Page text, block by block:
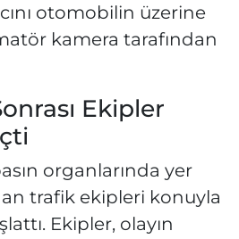
otomobilin üzerine
kamera tarafından
Ekipler
organlarında yer
trafik ekipleri konuyla
Ekipler, olayın